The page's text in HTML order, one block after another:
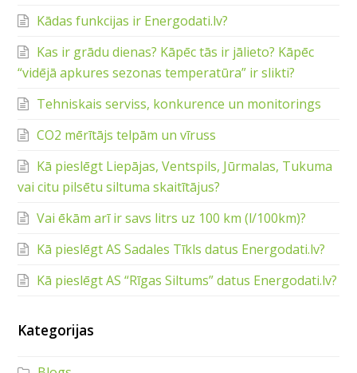
Kādas funkcijas ir Energodati.lv?
Kas ir grādu dienas? Kāpēc tās ir jālieto? Kāpēc
“vidējā apkures sezonas temperatūra” ir slikti?
Tehniskais serviss, konkurence un monitorings
CO2 mērītājs telpām un vīruss
Kā pieslēgt Liepājas, Ventspils, Jūrmalas, Tukuma
vai citu pilsētu siltuma skaitītājus?
Vai ēkām arī ir savs litrs uz 100 km (l/100km)?
Kā pieslēgt AS Sadales Tīkls datus Energodati.lv?
Kā pieslēgt AS “Rīgas Siltums” datus Energodati.lv?
Kategorijas